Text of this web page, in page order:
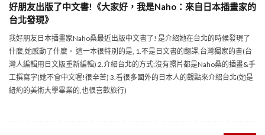
好朋友出版了中文書!《大家好，我是Naho：來自日本插畫家的
台北發現》
我好朋友日本插畫家Naho桑最近出版中文書了! 是介紹她在台北的時候發現了
什麼,她感動了什麼。 這一本很特別的是, 1.不是日文書的翻譯,台灣獨家的書(台
灣人編輯用日文版重新編輯) 2.介紹台北的方式:沒有照片都是Naho桑的插畫&手
工撰寫字(她不會中文喔!很辛苦) 3.看很多國外的日本人的觀點來介紹台北(她是
紐約的美術大學畢業的,也很喜歡旅行)